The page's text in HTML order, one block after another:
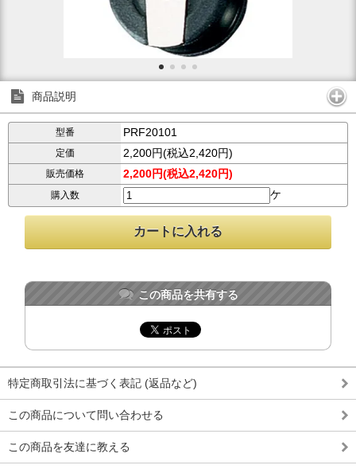
商品説明
型番 PRF20101
定価 2,200円(税込2,420円)
販売価格 2,200円(税込2,420円)
購入数 ケ
この商品を共有する
特定商取引法に基づく表記 (返品など)
この商品について問い合わせる
この商品を友達に教える